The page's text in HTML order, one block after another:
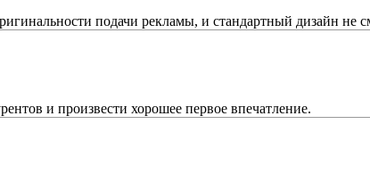
подачи рекламы, и стандартный дизайн не
и произвести хорошее первое впечатление.